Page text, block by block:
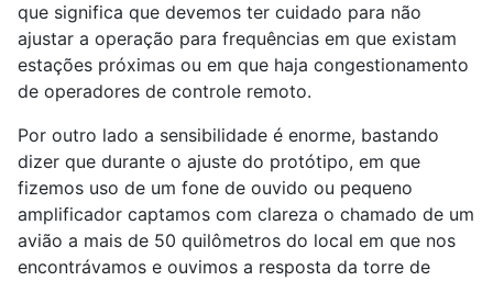
que significa que devemos ter cuidado para não
ajustar a operação para frequências em que existam
estações próximas ou em que haja congestionamento
de operadores de controle remoto.
Por outro lado a sensibilidade é enorme, bastando
dizer que durante o ajuste do protótipo, em que
fizemos uso de um fone de ouvido ou pequeno
amplificador captamos com clareza o chamado de um
avião a mais de 50 quilômetros do local em que nos
encontrávamos e ouvimos a resposta da torre de